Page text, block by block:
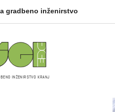
gradbeno inženirstvo
INŽENIRSTVO KRANJ